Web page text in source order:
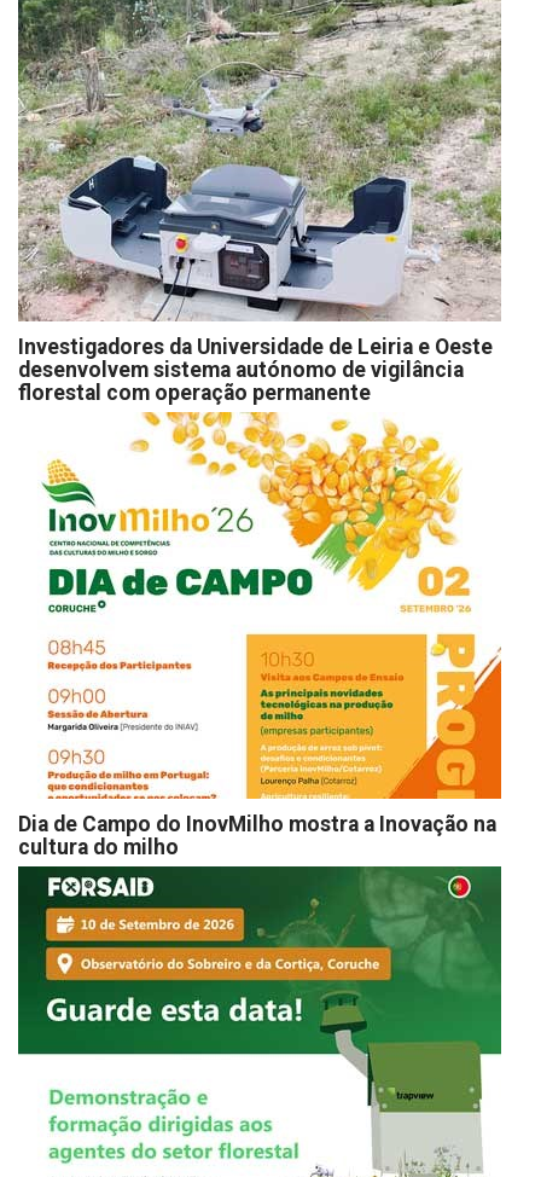
Investigadores da Universidade de Leiria e Oeste
desenvolvem sistema autónomo de vigilância
florestal com operação permanente
Dia de Campo do InovMilho mostra a Inovação na
cultura do milho